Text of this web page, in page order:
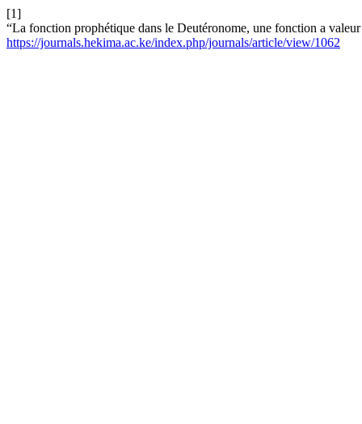
[1]
“La fonction prophétique dans le Deutéronome, une fonction a
https://journals.hekima.ac.ke/index.php/journals/article/view/1062